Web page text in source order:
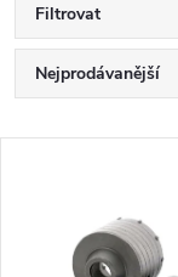
Filtrovat
Ř
a
Nejprodávanější
Abecedně